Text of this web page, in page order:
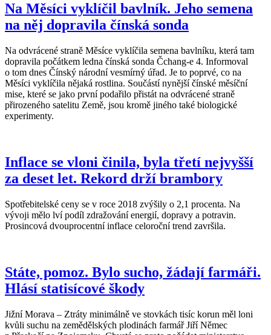
Na Měsíci vyklíčil bavlník. Jeho semena
na něj dopravila čínská sonda
Na odvrácené straně Měsíce vyklíčila semena bavlníku, která tam
dopravila počátkem ledna čínská sonda Čchang-e 4. Informoval
o tom dnes Čínský národní vesmírný úřad. Je to poprvé, co na
Měsíci vyklíčila nějaká rostlina. Součástí nynější čínské měsíční
mise, které se jako první podařilo přistát na odvrácené straně
přirozeného satelitu Země, jsou kromě jiného také biologické
experimenty.
Inflace se vloni činila, byla třetí nejvyšší
za deset let. Rekord drží brambory
Spotřebitelské ceny se v roce 2018 zvýšily o 2,1 procenta. Na
vývoji mělo lví podíl zdražování energií, dopravy a potravin.
Prosincová dvouprocentní inflace celoroční trend završila.
Státe, pomoz. Bylo sucho, žádají farmáři.
Hlásí statisícové škody
Jižní Morava – Ztráty minimálně ve stovkách tisíc korun měl loni
kvůli suchu na zemědělských plodinách farmář Jiří Němec